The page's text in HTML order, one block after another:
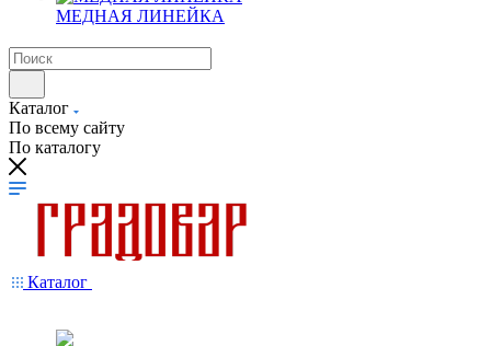
МЕДНАЯ ЛИНЕЙКА
Каталог
По всему сайту
По каталогу
Каталог